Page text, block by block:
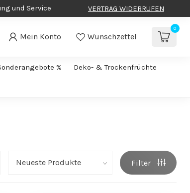
und Service VERTRAG WIDERRUFEN
Mein Konto Wunschzettel
0
% Deko- & Trockenfrüchte
Filter